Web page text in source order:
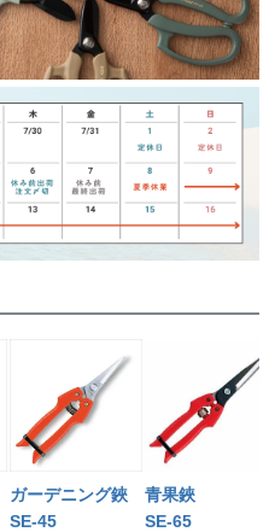
ガーデニング鋏
SE-45
青果鋏
SE-65